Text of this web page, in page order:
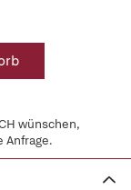
wünschen,
Anfrage.